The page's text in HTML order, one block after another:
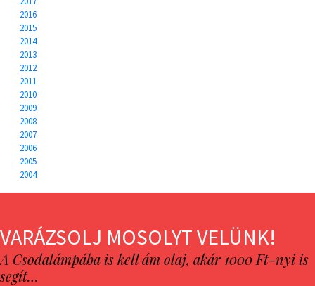
2016
2015
2014
2013
2012
2011
2010
2009
2008
2007
2006
2005
2004
VARÁZSOLJ MOSOLYT VELÜNK!
A Csodalámpába is kell ám olaj, akár 1000 Ft-nyi is
segít…